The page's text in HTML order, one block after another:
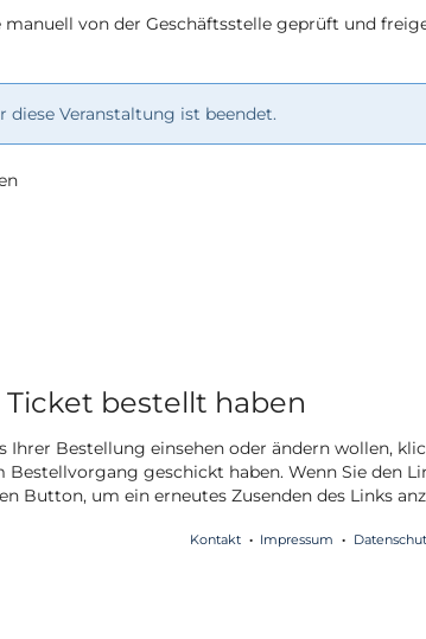
von der Geschäftsstelle geprüft und
Veranstaltung ist beendet.
bestellt haben
Ihrer Bestellung einsehen oder ändern wollen,
Bestellvorgang geschickt haben. Wenn Sie den
Button, um ein erneutes Zusenden des Links
Kontakt Impressum